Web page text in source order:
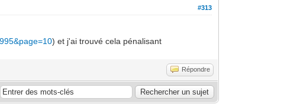
#313
) et j'ai trouvé cela pénalisant
Répondre